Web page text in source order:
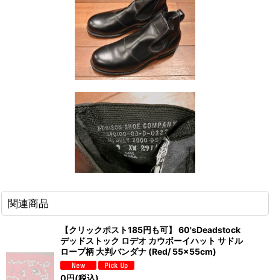
関連商品
【クリックポスト185円も可】 60'sDeadstock
デッドストック ロデオ カウボーイハット サドル
ロープ柄 大判バンダナ (Red/ 55×55cm)
0円(税込)